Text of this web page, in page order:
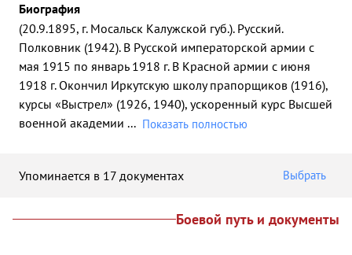
Биография
(20.9.1895, г. Мосальск Калужской губ.). Русский.
Полковник (1942). В Русской императорской армии с
мая 1915 по январь 1918 г. В Красной армии с июня
1918 г. Окончил Иркутскую школу прапорщиков (1916),
курсы «Выстрел» (1926, 1940), ускоренный курс Высшей
военной академии ... Показать полностью
Упоминается в 17 документах Выбрать
Боевой путь и документы